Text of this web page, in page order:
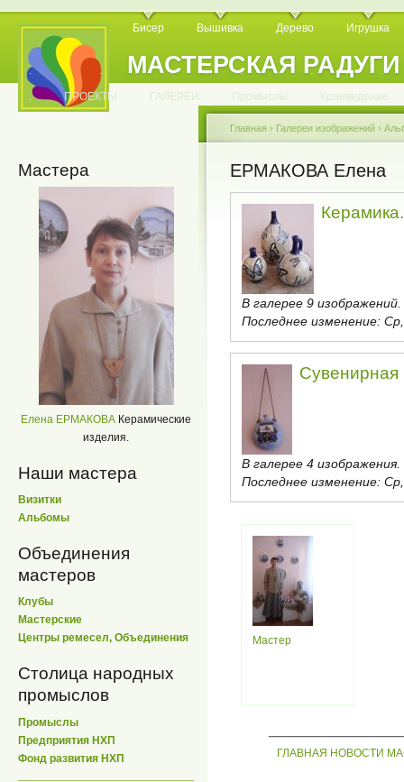
МАСТЕРСКАЯ РАДУГИ
Бисер Вышивка Дерево Игрушка
. . . . . . . . . . .
. ПРОЕКТЫ ГАЛЕРЕИ Промыслы Краеведение
Мастера
Елена ЕРМАКОВА Керамические
изделия.
Наши мастера
Визитки
Альбомы
Объединения
мастеров
Клубы
Мастерские
Центры ремесел, Объединения
Столица народных
промыслов
Промыслы
Предприятия НХП
Фонд развития НХП
Главная › Галереи изображений ›
ЕРМАКОВА Елена
В галерее 9 изображений.
Последнее изменение:
Сувенирная
В галерее 4 изображения.
Последнее изменение:
Мастер
ГЛАВНАЯ НОВОСТИ